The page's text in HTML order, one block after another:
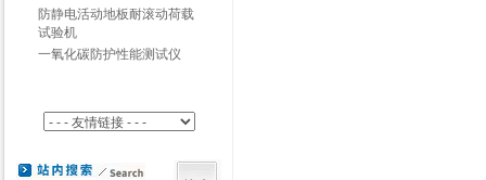
防静电活动地板耐滚动荷载
试验机
一氧化碳防护性能测试仪